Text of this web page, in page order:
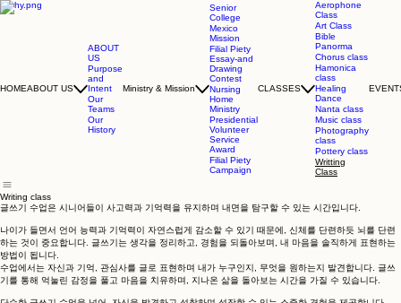
HOMEABOUT US
ABOUT
US
Purpose
and
Intent
Our
Teams
Our
History
Ministry & Mission
Senior
College
Mexico
Mission
Filial Piety
Essay-and
Drawing
Contest
Nursing
Home
Ministry
Presidential
Volunteer
Service
Award
Filial Piety
Campaign
CLASSES
Aerophone
Class
Art Class
Bible
Panorma
Chorus class
Hamonica
class
Healing
Dance
Nanta class
Music class
Photography
class
Pottery class
Writting
Class
Writing class
글쓰기 수업은 시니어들이 사고력과 기억력을 유지하며 내면을 탐구할 수 있는 시간입니다.
나이가 들면서 언어 능력과 기억력이 자연스럽게 감소할 수 있기 때문에, 신체를 단련하듯 뇌를 단련
하는 것이 중요합니다. 글쓰기는 생각을 정리하고, 경험을 되돌아보며, 내 마음을 솔직하게 표현하는
방법이 됩니다.
수업에서는 자신과 기억, 관심사를 글로 표현하며 내가 누구인지, 무엇을 원하는지 발견합니다. 글쓰
기를 통해 억눌린 감정을 풀고 마음을 치유하며, 지나온 삶을 돌아보는 시간을 가질 수 있습니다.